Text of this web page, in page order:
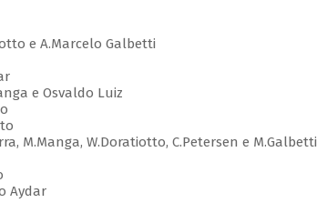
e A.Marcelo Galbetti
e Osvaldo Luiz
M.Manga, W.Doratiotto, C.Petersen e M.Galbetti
Aydar